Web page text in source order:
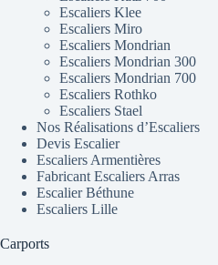
Escaliers Klee
Escaliers Miro
Escaliers Mondrian
Escaliers Mondrian 300
Escaliers Mondrian 700
Escaliers Rothko
Escaliers Stael
Nos Réalisations d’Escaliers
Devis Escalier
Escaliers Armentières
Fabricant Escaliers Arras
Escalier Béthune
Escaliers Lille
Carports